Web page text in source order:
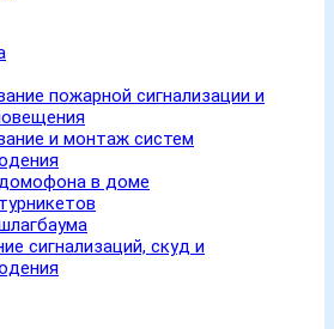
пожарной сигнализации и
и монтаж систем
в доме
сигнализаций, скуд и